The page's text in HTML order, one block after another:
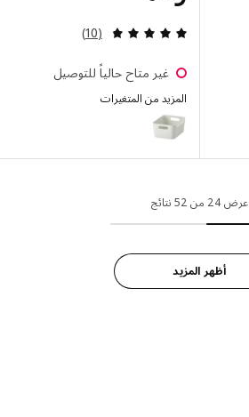
مراجعة: 4.8 من أصل 5 نجوم. إجمالي المراجعات:
(10)
غير متاح حالياً للتوصيل
المزيد من المتغيرات
UPPDATERA
نتائج
أظهر المزيد